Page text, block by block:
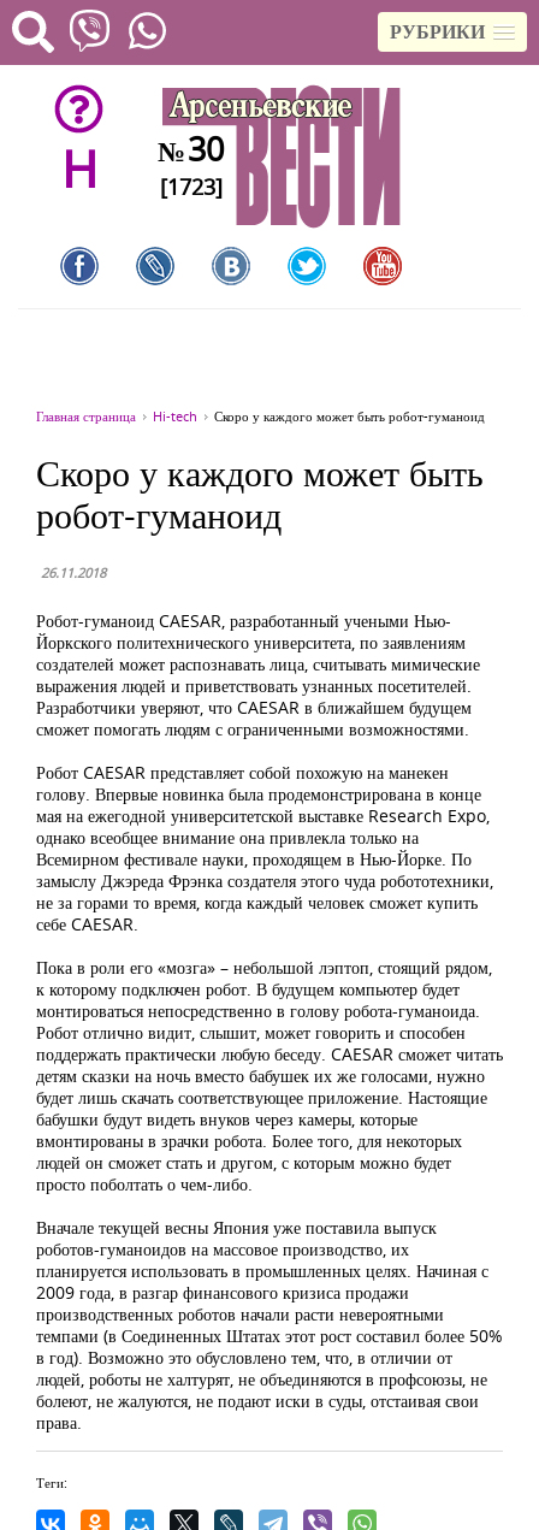
РУБРИКИ
H №30
[1723]
Главная страница Hi-tech Скоро у каждого может быть робот-гуманоид
Скоро у каждого может быть
робот-гуманоид
26.11.2018
Робот-гуманоид CAESAR, разработанный учеными Нью-
Йоркского политехнического университета, по заявлениям
создателей может распознавать лица, считывать мимические
выражения людей и приветствовать узнанных посетителей.
Разработчики уверяют, что CAESAR в ближайшем будущем
сможет помогать людям с ограниченными возможностями.
Робот CAESAR представляет собой похожую на манекен
голову. Впервые новинка была продемонстрирована в конце
мая на ежегодной университетской выставке Research Expo,
однако всеобщее внимание она привлекла только на
Всемирном фестивале науки, проходящем в Нью-Йорке. По
замыслу Джэреда Фрэнка создателя этого чуда робототехники,
не за горами то время, когда каждый человек сможет купить
себе CAESAR.
Пока в роли его «мозга» – небольшой лэптоп, стоящий рядом,
к которому подключен робот. В будущем компьютер будет
монтироваться непосредственно в голову робота-гуманоида.
Робот отлично видит, слышит, может говорить и способен
поддержать практически любую беседу. CAESAR сможет читать
детям сказки на ночь вместо бабушек их же голосами, нужно
будет лишь скачать соответствующее приложение. Настоящие
бабушки будут видеть внуков через камеры, которые
вмонтированы в зрачки робота. Более того, для некоторых
людей он сможет стать и другом, с которым можно будет
просто поболтать о чем-либо.
Вначале текущей весны Япония уже поставила выпуск
роботов-гуманоидов на массовое производство, их
планируется использовать в промышленных целях. Начиная с
2009 года, в разгар финансового кризиса продажи
производственных роботов начали расти невероятными
темпами (в Соединенных Штатах этот рост составил более 50%
в год). Возможно это обусловлено тем, что, в отличии от
людей, роботы не халтурят, не объединяются в профсоюзы, не
болеют, не жалуются, не подают иски в суды, отстаивая свои
права.
Теги: